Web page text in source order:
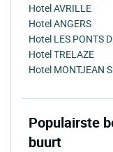
Hotel AVRILLE
Hotel ANGERS
Hotel LES PONTS
Hotel TRELAZE
Hotel MONTJEAN
Populairste
buurt